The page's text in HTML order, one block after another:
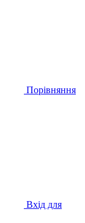
Порівняння
Вхід для